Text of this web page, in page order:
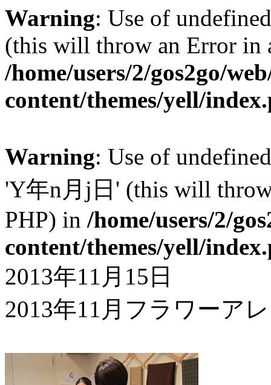
Warning: Use of
(this will throw an Error in
/home/users/2/gos2go/
content/themes/yell/
Warning: Use of
'Y年n月j日' (this will
PHP) in /home/users/2/
content/themes/yell/
2013年11月15日
2013年11月フラワーア